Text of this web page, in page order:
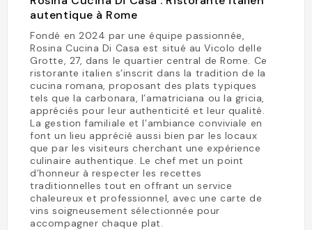
autentique à Rome
Fondé en 2024 par une équipe passionnée,
Rosina Cucina Di Casa est situé au Vicolo delle
Grotte, 27, dans le quartier central de Rome. Ce
ristorante italien s’inscrit dans la tradition de la
cucina romana, proposant des plats typiques
tels que la carbonara, l’amatriciana ou la gricia,
appréciés pour leur authenticité et leur qualité.
La gestion familiale et l’ambiance conviviale en
font un lieu apprécié aussi bien par les locaux
que par les visiteurs cherchant une expérience
culinaire authentique. Le chef met un point
d’honneur à respecter les recettes
traditionnelles tout en offrant un service
chaleureux et professionnel, avec une carte de
vins soigneusement sélectionnée pour
accompagner chaque plat.